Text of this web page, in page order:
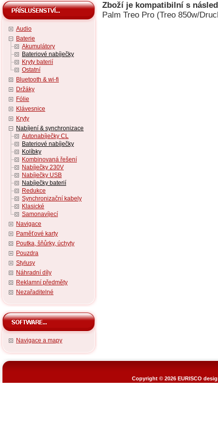
Audio
Baterie
Akumulátory
Bateriové nabíječky
Kryty baterií
Ostatní
Bluetooth & wi-fi
Držáky
Fólie
Klávesnice
Kryty
Nabíjení & synchronizace
Autonabíječky CL
Bateriové nabíječky
Kolíbky
Kombinovaná řešení
Nabíječky 230V
Nabíječky USB
Nabíječky baterií
Redukce
Synchronizační kabely
Klasické
Samonavíjecí
Navigace
Paměťové karty
Poutka, šňůrky, úchyty
Pouzdra
Stylusy
Náhradní díly
Reklamní předměty
Nezařaditelné
Navigace a mapy
Zboží je kompatibilní s
Palm Treo Pro (Treo 850w/
Copyright © 2026 EURISCO